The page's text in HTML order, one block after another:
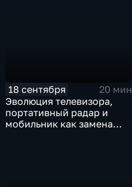
18 сентября
20 мин
Эволюция телевизора,
портативный радар и
мобильник как замена